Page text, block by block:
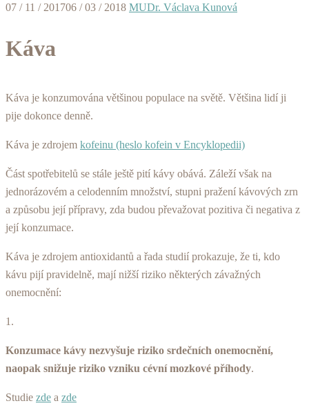
07 / 11 / 201706 / 03 / 2018 MUDr. Václava Kunová
Káva
Káva je konzumována většinou populace na světě. Většina lidí ji
pije dokonce denně.
Káva je zdrojem kofeinu (heslo kofein v Encyklopedii)
Část spotřebitelů se stále ještě pití kávy obává. Záleží však na
jednorázovém a celodenním množství, stupni pražení kávových zrn
a způsobu její přípravy, zda budou převažovat pozitiva či negativa z
její konzumace.
Káva je zdrojem antioxidantů a řada studií prokazuje, že ti, kdo
kávu pijí pravidelně, mají nižší riziko některých závažných
onemocnění:
1.
Konzumace kávy nezvyšuje riziko srdečních onemocnění,
naopak snižuje riziko vzniku cévní mozkové příhody.
Studie zde a zde